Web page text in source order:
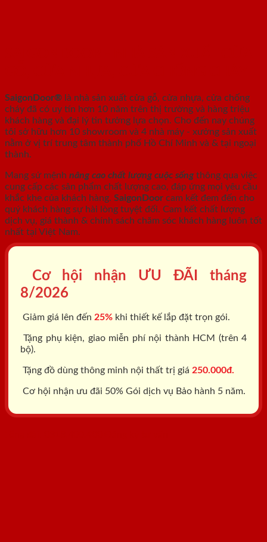
SaigonDoor® là nhà sản xuất cửa gỗ, cửa nhựa, cửa chống
cháy đã có uy tín hơn 10 năm trên thị trường và hàng triệu
khách hàng và đại lý tin tưởng lựa chọn. Cho đến nay chúng
tôi sở hữu hơn 10 showroom và 4 nhà máy - xưởng sản xuất
nằm ở vị trí trung tâm thành phố Hồ Chí Minh và & tại ngoại
thành.
Mang sứ mệnh nâng cao chất lượng cuộc sống thông qua việc
cung cấp các sản phẩm chất lượng cao, đáp ứng mọi yêu cầu
khắc khe của khách hàng. SaigonDoor cam kết đem đến cho
quý khách hàng sự hài lòng tuyệt đối. Cam kết chất lượng
dịch vụ, giá thành & chính sách chăm sóc khách hàng luôn tốt
nhất tại Việt Nam.
Cơ hội nhận ƯU ĐÃI tháng
8/2026
Giảm giá lên đến 25% khi thiết kế lắp đặt trọn gói.
Tặng phụ kiện, giao miễn phí nội thành HCM (trên 4
bộ).
Tặng đồ dùng thông minh nội thất trị giá 250.000đ.
Cơ hội nhận ưu đãi 50% Gói dịch vụ Bảo hành 5 năm.